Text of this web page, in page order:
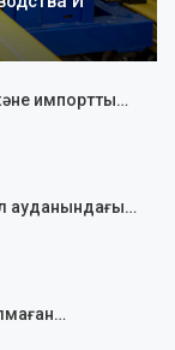
импортты…
ауданындағы…